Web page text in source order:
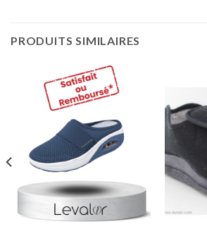
PRODUITS SIMILAIRES